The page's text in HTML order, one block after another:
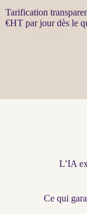
Tarification
€HTpar jour dès le
L’IA
Ce qui